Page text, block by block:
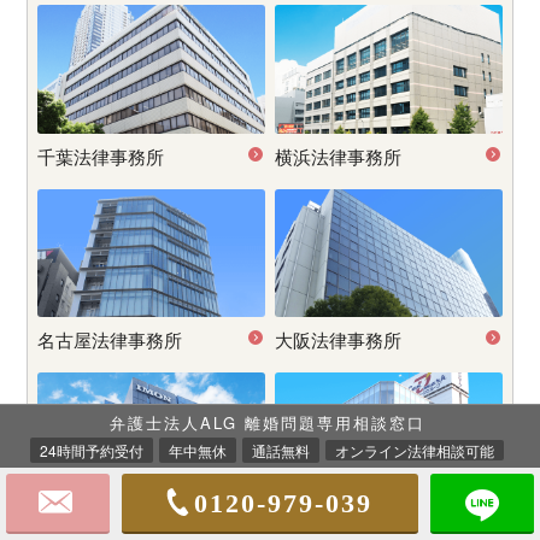
千葉法律事務所 横浜法律事務所
名古屋法律事務所 大阪法律事務所
弁護士法人ALG 離婚問題専用相談窓口
24時間予約受付 年中無休 通話無料 オンライン法律相談可能
0120-979-039